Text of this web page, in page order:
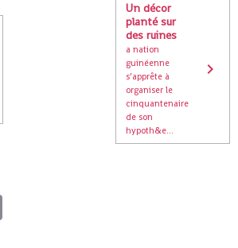
Un décor
planté sur
des ruines
a nation
guinéenne
s’apprête à
organiser le
cinquantenaire
de son
hypoth&e...